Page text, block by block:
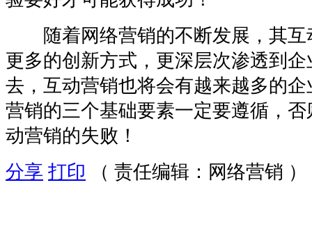
随着网络营销的不断发展，其互
更多的创新方式，更深层次渗透到
去，互动营销也将会有越来越多的
营销的三个基础要素一定要遵循，
动营销的失败！
分享 打印 （ 责任编辑：网络营销 ）